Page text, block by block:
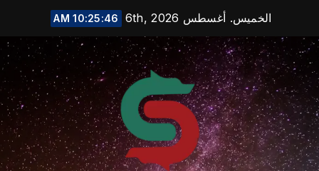
content
الخميس. أغسطس 6th, 2026 10:25:47 AM